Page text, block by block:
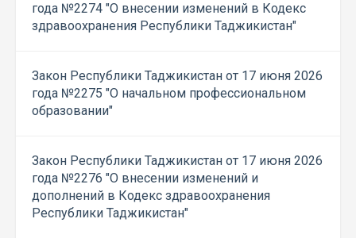
года №2274 "О внесении изменений в Кодекс
здравоохранения Республики Таджикистан"
Закон Республики Таджикистан от 17 июня 2026
года №2275 "О начальном профессиональном
образовании"
Закон Республики Таджикистан от 17 июня 2026
года №2276 "О внесении изменений и
дополнений в Кодекс здравоохранения
Республики Таджикистан"